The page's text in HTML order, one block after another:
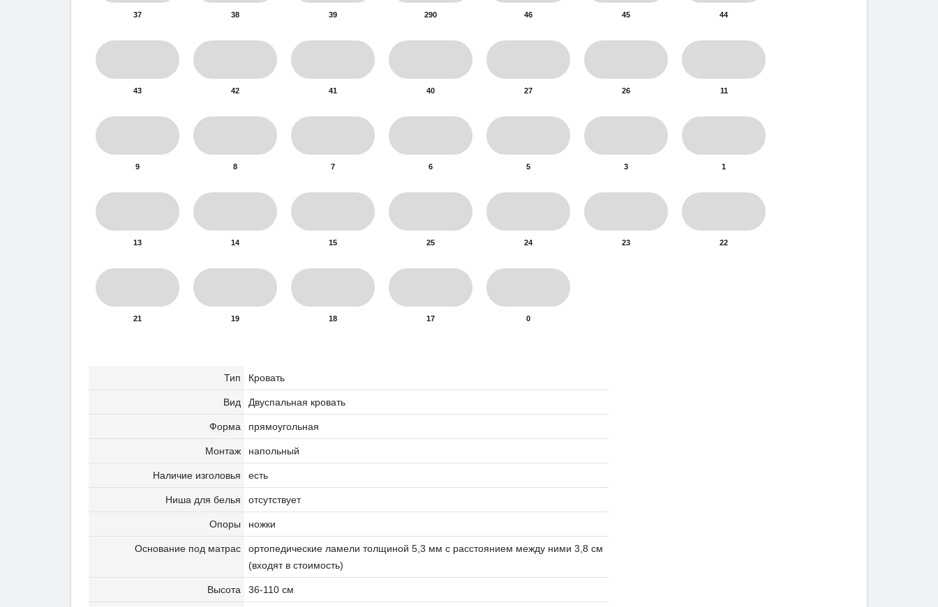
37 38 39 290 46 45 44
43 42 41 40 27 26 11
9 8 7 6 5 3 1
13 14 15 25 24 23 22
21 19 18 17 0
Тип Кровать
Вид Двуспальная кровать
Форма прямоугольная
Монтаж напольный
Наличие изголовья есть
Ниша для белья отсутствует
Опоры ножки
Основание под матрас
ортопедические ламели толщиной 5,3 мм с расстоянием между ними 3,8 см
(входят в стоимость)
Высота 36-110 см